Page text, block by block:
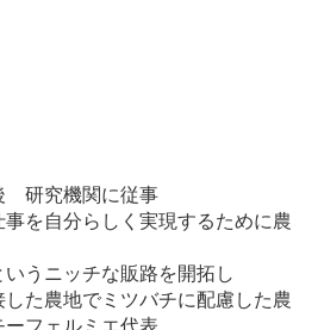
研究機関に従事
を自分らしく実現するために農
うニッチな販路を開拓し
た農地でミツバチに配慮した農